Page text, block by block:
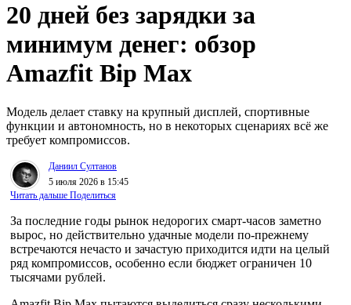
20 дней без зарядки за
минимум денег: обзор
Amazfit Bip Max
Модель делает ставку на крупный дисплей, спортивные
функции и автономность, но в некоторых сценариях всё же
требует компромиссов.
Даниил Султанов
5 июля 2026 в 15:45
Читать дальше Поделиться
За последние годы рынок недорогих смарт-часов заметно
вырос, но действительно удачные модели по-прежнему
встречаются нечасто и зачастую приходится идти на целый
ряд компромиссов, особенно если бюджет ограничен 10
тысячами рублей.